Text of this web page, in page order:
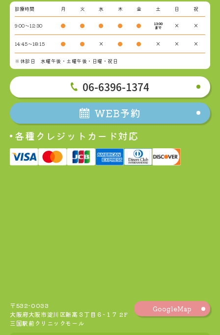
診療時間 月 火 水 木 金 土 日 祝
9:00～12:30 ● ● ● ● ● 13:00
まで × ×
14:45～18:15 ● ● × ● ● × × ×
※休診日 水曜午後・土曜午後・日曜・祝日
06-6396-1374
WEB予約
各種クレジットカード対応
〒532-0033
大阪府大阪市淀川区新高３丁目６−１７ 2F
三国駅前クリニックモール
GoogleMap